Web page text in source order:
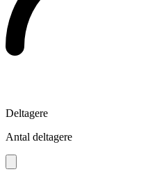
Deltagere
Antal deltagere